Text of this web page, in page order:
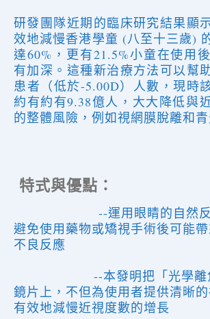
研發團隊近期的臨床研究結果顯
效地減慢香港學童 (八至十三歲)
達60%，更有21.5%小童在使用
有加深。這種新治療方法可以幫
患者（低於-5.00D）人數，現時
約有約有9.38億人，大大降低與
的整體風險，例如視網膜脫離和青
特式與優點：
--運用眼睛的自然反饋
避免使用藥物或矯視手術後可能
不良反應
--本發明把「光學離焦
鏡片上，不但為使用者提供清晰
有效地減慢近視度數的增長